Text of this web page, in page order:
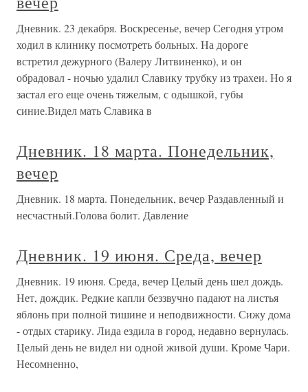
Дневник. 23 декабря. Воскресенье, вечер Сегодня утром
ходил в клинику посмотреть больных. На дороге
встретил дежурного (Валеру Литвиненко), и он
обрадовал - ночью удалил Славику трубку из трахеи. Но я
застал его еще очень тяжелым, с одышкой, губы
синие.Видел мать Славика в
Дневник. 18 марта. Понедельник,
вечер
Дневник. 18 марта. Понедельник, вечер Раздавленный и
несчастный.Голова болит. Давление
Дневник. 19 июня. Среда, вечер
Дневник. 19 июня. Среда, вечер Целый день шел дождь.
Нет, дождик. Редкие капли беззвучно падают на листья
яблонь при полной тишине и неподвижности. Сижу дома
- отдых старику. Лида ездила в город, недавно вернулась.
Целый день не видел ни одной живой души. Кроме Чари.
Несомненно,